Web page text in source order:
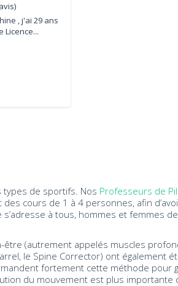
, j'ai 29 ans
Licence...
types de sportifs. Nos Professeurs de
cours de 1 à 4 personnes, afin
à tous, hommes et femmes
(autrement appelés muscles
le Spine Corrector) ont également
fortement cette méthode pour
du mouvement est plus importante